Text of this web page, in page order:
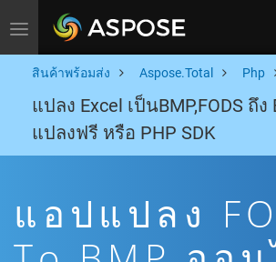
Toggle navigation
สินค้าพร้อมส่ง Aspose.Total Php
แปลง Excel เป็นBMP,FODS ถึง
แปลงฟรี หรือ PHP SDK
แอปแปลง